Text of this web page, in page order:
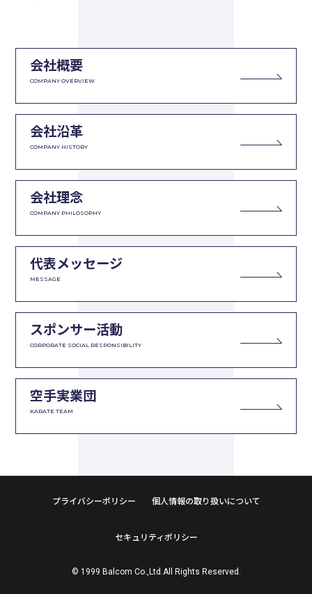
会社概要
COMPANY OVERVIEW
会社沿革
COMPANY HISTORY
会社理念
COMPANY PHILOSOPHY
代表メッセージ
MESSAGE
スポンサー活動
CORPORATE SOCIAL RESPONSIBILITY
空手実業団
KARATE TEAM
プライバシーポリシー 個人情報の取り扱いについて
セキュリティポリシー
© 1999 Balcom Co.,Ltd.All Rights Reserved.